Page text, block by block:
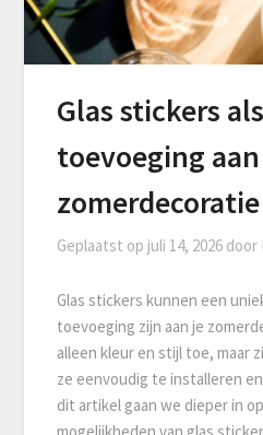
Glas stickers
toevoeging
zomerdecoratie
Geplaatst op juli 14, 2026 door
Glas stickers kunnen een
toevoeging zijn aan je
alleen kleur en stijl toe, maar
ze eenvoudig te installeren
dit artikel gaan we dieper in